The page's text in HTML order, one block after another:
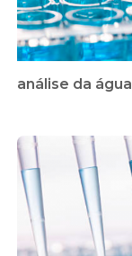
análise da